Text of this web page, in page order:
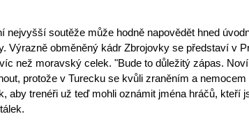
nejvyšší soutěže může hodně napovědět hned
Výrazně obměněný kádr Zbrojovky se představí v
než moravský celek. "Bude to důležitý zápas.
protože v Turecku se kvůli zraněním a nemocem
aby trenéři už teď mohli oznámit jména hráčů, kteří